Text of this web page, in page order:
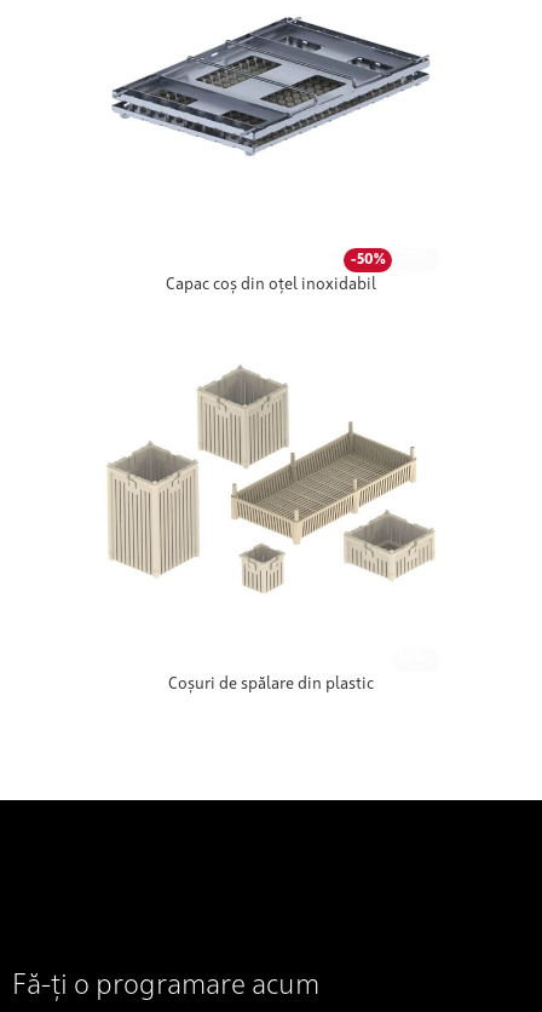
-50%
Capac coș din oțel inoxidabil
Coșuri de spălare din plastic
Fă-ți o programare acum